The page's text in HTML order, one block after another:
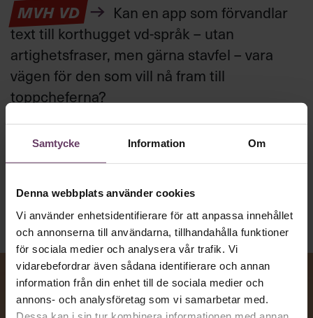
Samtycke Information Om
Denna webbplats använder cookies
Vi använder enhetsidentifierare för att anpassa innehållet
och annonserna till användarna, tillhandahålla funktioner
för sociala medier och analysera vår trafik. Vi
vidarebefordrar även sådana identifierare och annan
information från din enhet till de sociala medier och
annons- och analysföretag som vi samarbetar med.
MVH VD
Kan en app som förvandlar
text till korthugget vd-språk – utan
artighetsfraser, men gärna stavfel – vara
vägen för den som vill nå fram till
toppcheferna?
Kommunikation
Text:Fredrik Kullberg